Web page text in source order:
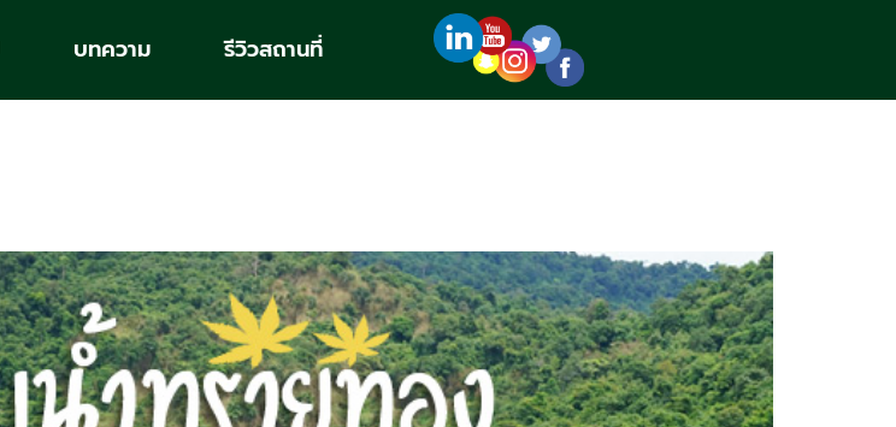
บทความ รีวิวสถานที่